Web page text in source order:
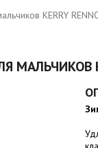
KERRY
МАЛЬЧИКОВ